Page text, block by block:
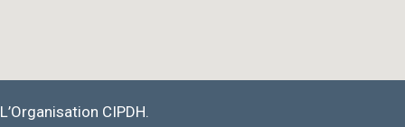
L’Organisation CIPDH.